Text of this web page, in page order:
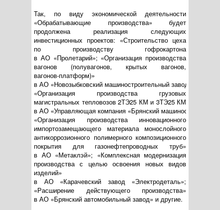
Так, по виду экономической деятельности
«Обрабатывающие производства» будет
продолжена реализация следующих
инвестиционных проектов: «Строительство цеха
по производству гофрокартона
в АО «Пролетарий»; «Организация производства
вагонов (полувагонов, крытых вагонов,
вагонов-платформ)»
в АО «Новозыбковский машиностроительный завод»
«Организация производства грузовых
магистральных тепловозов 2ТЭ25 КМ и 3ТЭ25 КМ
в АО «Управляющая компания «Брянский
«Организация производства инновационного
импортозамещающего материала монослойного
антикоррозионного полимерного композиционного
покрытия для газонефтепроводных труб»
в АО «Метаклэй»; «Комплексная модернизация
производства с целью освоения новых видов
изделий»
в АО «Карачевский завод «Электродеталь»;
«Расширение действующего производства»
в АО «Брянский автомобильный завод» и другие.